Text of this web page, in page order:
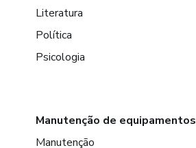
Literatura
Política
Psicologia
Manutenção de equipamentos
Manutenção